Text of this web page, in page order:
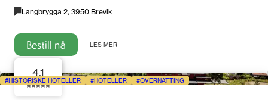
Langbrygga 2, 3950 Brevik
Bestill nå LES MER
HISTORISKE HOTELLER HOTELLER OVERNATTING
4.1